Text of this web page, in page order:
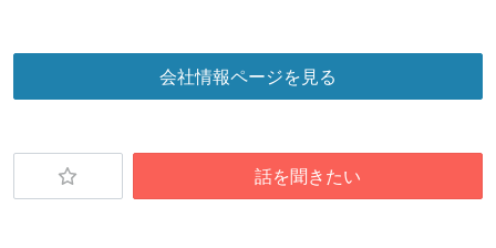
会社情報ページを見る
話を聞きたい